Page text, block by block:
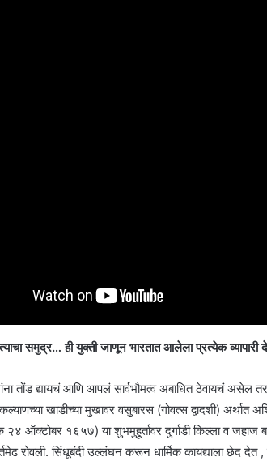
समुद्र… ही युक्ती जाणून भारतात आलेला प्रत्येक
तोंड द्यायचं आणि आपलं सार्वभौमत्व अबाधित ठेवायचं असेल
खाडीच्या मुखावर वसुबारस (गोवत्स द्वादशी)
२४ ऑक्टोबर १६५७) या शुभमुहूर्तावर दुर्गाडी किल्ला व जहाज
रोवली. सिंधूबंदी उल्लंघन करून धार्मिक कायद्याला छेद देत